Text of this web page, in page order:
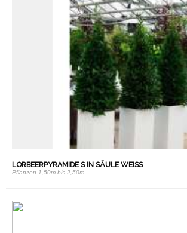
LORBEERPYRAMIDE S IN SÄULE WEISS
Pflanzen 1,50m bis 2,50m